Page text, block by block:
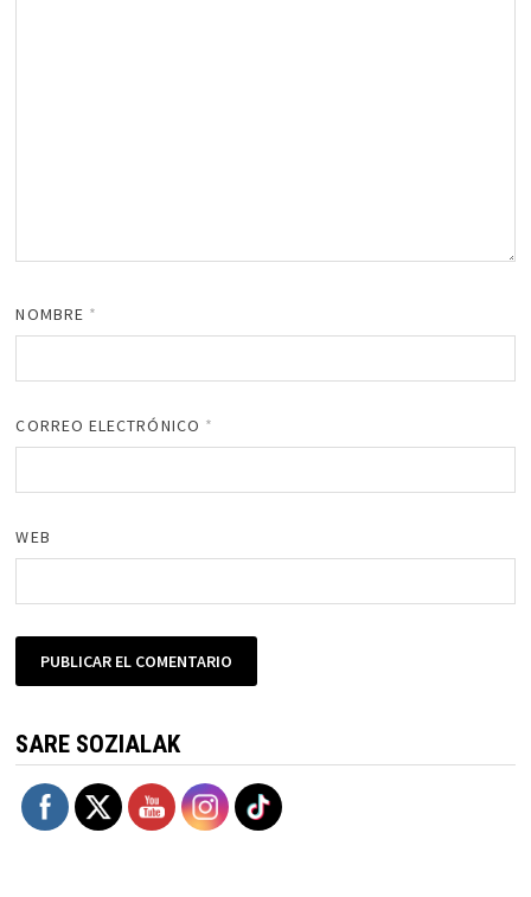
NOMBRE *
CORREO ELECTRÓNICO *
WEB
SARE SOZIALAK